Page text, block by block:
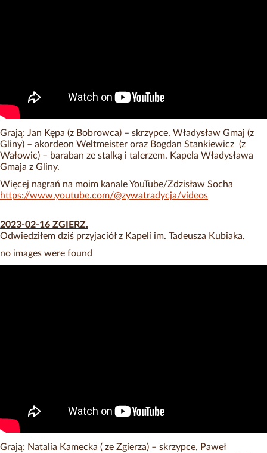
Grają: Jan Kępa (z Bobrowca) – skrzypce, Władysław Gmaj (z
Gliny) – akordeon Weltmeister oraz Bogdan Stankiewicz (z
Wałowic) – baraban ze stalką i talerzem. Kapela Władysława
Gmaja z Gliny.
Więcej nagrań na moim kanale YouTube/Zdzisław Socha
https://www.youtube.com/@zywatradycja/videos
2023-02-16 ZGIERZ.
Odwiedziłem dziś przyjaciół z Kapeli im. Tadeusza Kubiaka.
no images were found
Grają: Natalia Kamecka ( ze Zgierza) – skrzypce, Paweł